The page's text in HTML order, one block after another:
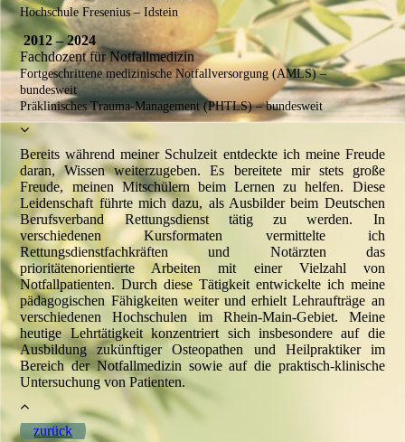
Hochschule Fresenius – Idstein
2012 – 2024
Fachdozent für Notfallmedizin
Fortgeschrittene medizinische Notfallversorgung (AMLS) –
bundesweit
Präklinisches Trauma-Management (PHTLS) – bundesweit
Bereits während meiner Schulzeit entdeckte ich meine Freude
daran, Wissen weiterzugeben. Es bereitete mir stets große
Freude, meinen Mitschülern beim Lernen zu helfen. Diese
Leidenschaft führte mich dazu, als Ausbilder beim Deutschen
Berufsverband Rettungsdienst tätig zu werden. In
verschiedenen Kursformaten vermittelte ich
Rettungsdienstfachkräften und Notärzten das
prioritätenorientierte Arbeiten mit einer Vielzahl von
Notfallpatienten. Durch diese Tätigkeit entwickelte ich meine
pädagogischen Fähigkeiten weiter und erhielt Lehraufträge an
verschiedenen Hochschulen im Rhein-Main-Gebiet. Meine
heutige Lehrtätigkeit konzentriert sich insbesondere auf die
Ausbildung zukünftiger Osteopathen und Heilpraktiker im
Bereich der Notfallmedizin sowie auf die praktisch-klinische
Untersuchung von Patienten.
zurück